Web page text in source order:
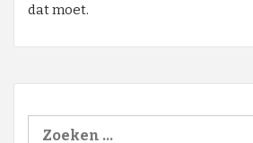
dat moet.
Zoeken